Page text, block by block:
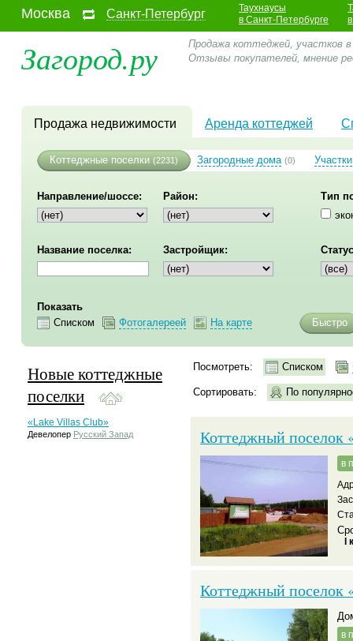
Москва Санкт-Петербург
Таухнаусы
в Санкт-Петербурге
Загород.ру
Продажа коттеджей, участков
Отзывы покупателей, мнение
Продажа недвижимости Аренда коттеджей
Коттеджные поселки (2231) Загородные дома (0) Участки
Направление/шоссе: Район:
Тип
Название поселка: Застройщик:
Показать
Списком
Фотогалереей На карте Быстро
Новые коттеджные
поселки
«Lake Villas Club»
Девелопер Русский Запад
Посмотреть: Списком
Сортировать: По
Коттеджный поселок
в
I
Коттеджный поселок
в